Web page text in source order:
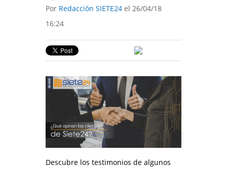
Por Redacción SIETE24 el 26/04/18
16:24
Descubre los testimonios de algunos